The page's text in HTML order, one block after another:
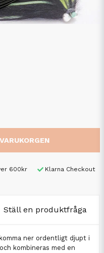
600kr Klarna Checkout
Ställ en produktfråga
ner ordentligt djupt i
kombineras med en